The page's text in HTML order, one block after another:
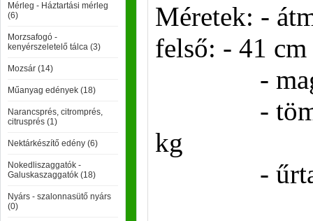
Mérleg - Háztartási mérleg
(6)
Morzsafogó -
kenyérszeletelő tálca (3)
Mozsár (14)
Műanyag edények (18)
Narancsprés, citromprés,
citrusprés (1)
Nektárkészítő edény (6)
Nokedliszaggatók -
Galuskaszaggatók (18)
Nyárs - szalonnasütő nyárs
(0)
Méretek: -
felső: - 41 cm
-
- tömeg:
kg
-